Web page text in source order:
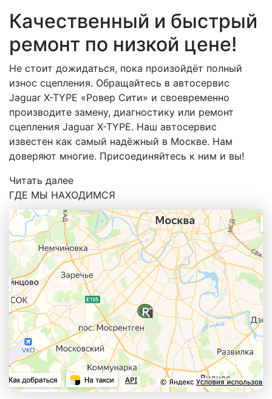
Качественный и быстрый
ремонт по низкой цене!
Не стоит дожидаться, пока произойдёт полный
износ сцепления. Обращайтесь в автосервис
Jaguar X-TYPE «Ровер Сити» и своевременно
производите замену, диагностику или ремонт
сцепления Jaguar X-TYPE. Наш автосервис
известен как самый надёжный в Москве. Нам
доверяют многие. Присоединяйтесь к ним и вы!
Читать далее
ГДЕ МЫ НАХОДИМСЯ